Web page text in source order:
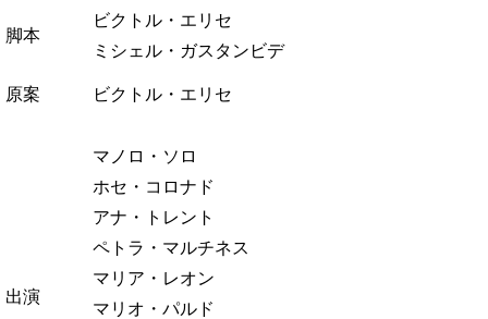
脚本
ビクトル・エリセ
ミシェル・ガスタンビデ
原案 ビクトル・エリセ
出演
マノロ・ソロ
ホセ・コロナド
アナ・トレント
ペトラ・マルチネス
マリア・レオン
マリオ・パルド